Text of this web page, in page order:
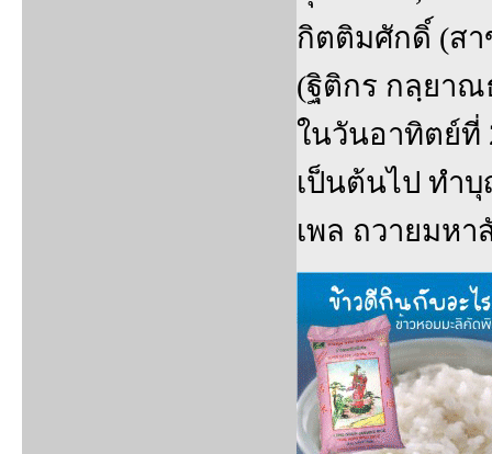
กิตติมศักดิ์ (สา
(ฐิติกร กลฺยาณ
ในวันอาทิตย์ที่
เป็นต้นไป ทำ
เพล ถวายมห